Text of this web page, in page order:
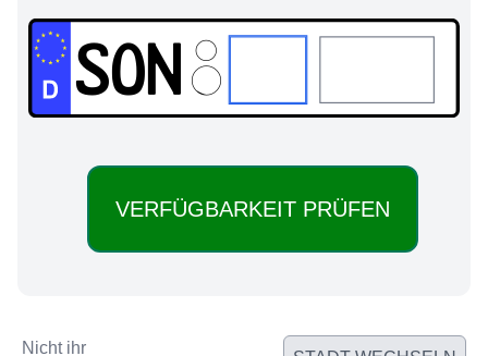
SON:
Nicht ihr